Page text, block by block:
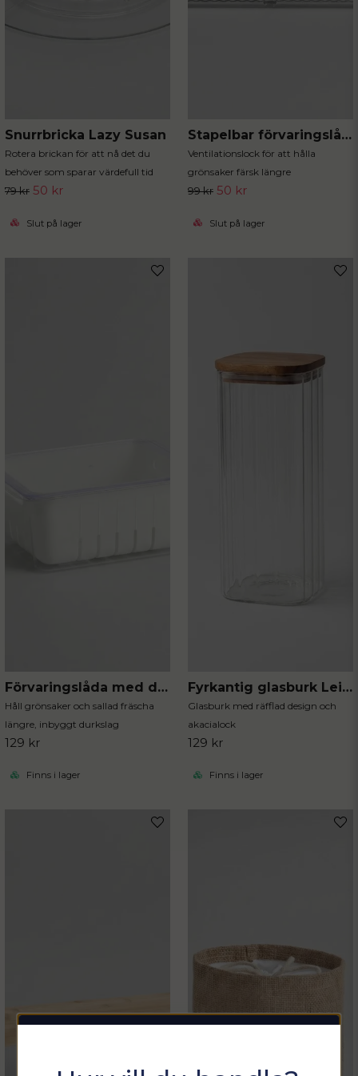
Snurrbricka Lazy Susan
Rotera brickan för att nå det du
behöver som sparar värdefull tid
79 kr 50 kr
Slut på lager
Stapelbar förvaringslåda med ventilationslock
Ventilationslock för att hålla
grönsaker färsk längre
99 kr 50 kr
Slut på lager
Förvaringslåda med durkslag
Håll grönsaker och sallad fräscha
längre, inbyggt durkslag
129 kr
Finns i lager
Fyrkantig glasburk Leia 1800 ml
Glasburk med räfflad design och
akacialock
129 kr
Finns i lager
Sommarfixa med